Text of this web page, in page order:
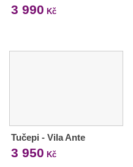
3 990 Kč
Tučepi - Vila Ante
3 950 Kč